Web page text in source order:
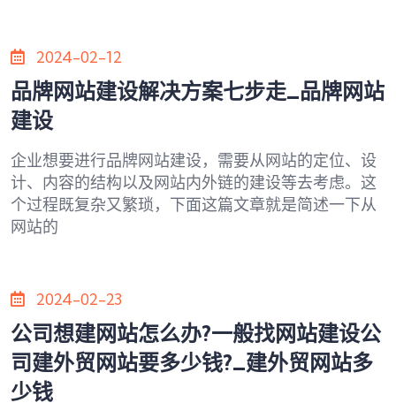
2024-02-12
品牌网站建设解决方案七步走_品牌网站
建设
企业想要进行品牌网站建设，需要从网站的定位、设
计、内容的结构以及网站内外链的建设等去考虑。这
个过程既复杂又繁琐，下面这篇文章就是简述一下从
网站的
2024-02-23
公司想建网站怎么办?一般找网站建设公
司建外贸网站要多少钱?_建外贸网站多
少钱